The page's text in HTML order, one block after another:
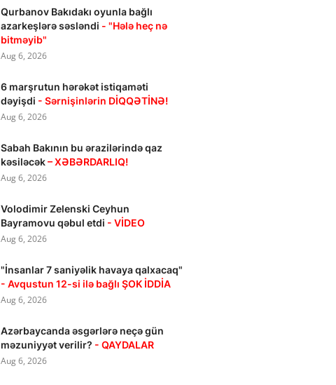
Qurbanov Bakıdakı oyunla bağlı
azarkeşlərə səsləndi - "Hələ heç nə
bitməyib"
Aug 6, 2026
6 marşrutun hərəkət istiqaməti
dəyişdi - Sərnişinlərin DİQQƏTİNƏ!
Aug 6, 2026
Sabah Bakının bu ərazilərində qaz
kəsiləcək– XƏBƏRDARLIQ!
Aug 6, 2026
Volodimir Zelenski Ceyhun
Bayramovu qəbul etdi - VİDEO
Aug 6, 2026
"İnsanlar 7 saniyəlik havaya qalxacaq"
- Avqustun 12-si ilə bağlı ŞOK İDDİA
Aug 6, 2026
Azərbaycanda əsgərlərə neçə gün
məzuniyyət verilir? - QAYDALAR
Aug 6, 2026